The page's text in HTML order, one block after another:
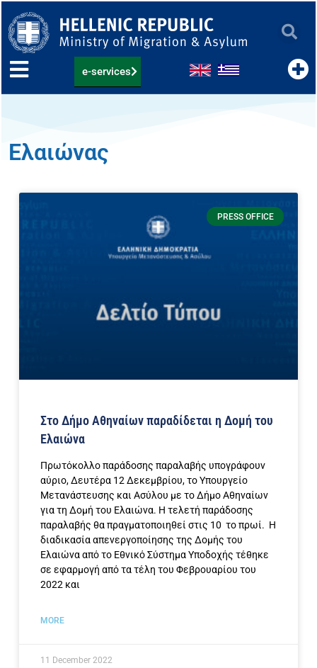
to
content
e-services
Ελαιώνας
PRESS OFFICE
Στο Δήμο Αθηναίων παραδίδεται η Δομή του
Ελαιώνα
Πρωτόκολλο παράδοσης παραλαβής υπογράφουν
αύριο, Δευτέρα 12 Δεκεμβρίου, το Υπουργείο
Μετανάστευσης και Ασύλου με το Δήμο Αθηναίων
για τη Δομή του Ελαιώνα. Η τελετή παράδοσης
παραλαβής θα πραγματοποιηθεί στις 10 το πρωί. Η
διαδικασία απενεργοποίησης της Δομής του
Ελαιώνα από το Εθνικό Σύστημα Υποδοχής τέθηκε
σε εφαρμογή από τα τέλη του Φεβρουαρίου του
2022 και
MORE
11 December 2022